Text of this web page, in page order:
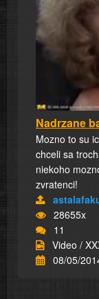
Nadrzane
Mozno to su
chceli sa
niekoho
zvratenci!
28655x
11
Video /
08/05/